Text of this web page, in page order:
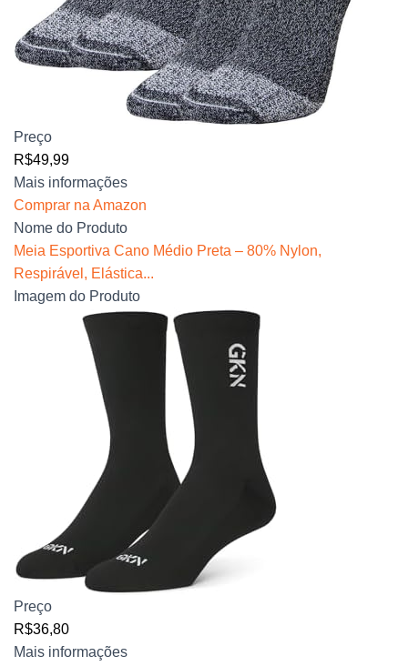
Preço
R$49,99
Mais informações
Comprar na Amazon
Nome do Produto
Meia Esportiva Cano Médio Preta – 80% Nylon,
Respirável, Elástica...
Imagem do Produto
Preço
R$36,80
Mais informações